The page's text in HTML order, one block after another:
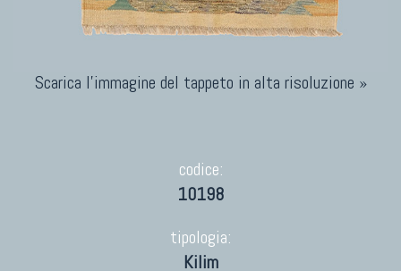
Scarica l'immagine del tappeto in alta risoluzione »
codice:
10198
tipologia:
Kilim